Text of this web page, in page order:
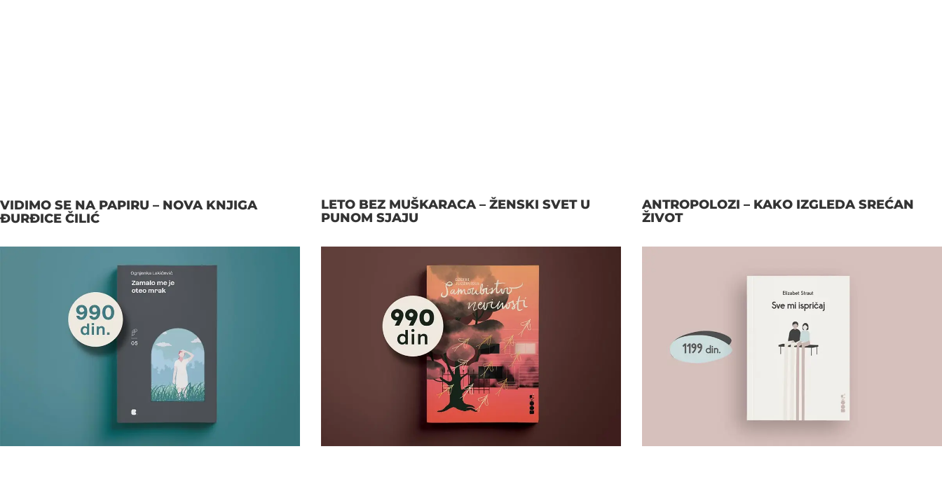
VIDIMO SE NA PAPIRU – NOVA KNJIGA
ĐURĐICE ČILIĆ
LETO BEZ MUŠKARACA – ŽENSKI SVET U
PUNOM SJAJU
ANTROPOLOZI – KAKO IZGLEDA SREĆAN
ŽIVOT